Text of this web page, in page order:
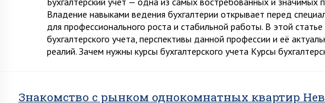
Владение навыками ведения бухгалтерии открывает перед
для профессионального роста и стабильной работы. В этой
бухгалтерского учета, перспективы данной профессии и её
реалий. Зачем нужны курсы бухгалтерского учета Курсы
Знакомство с рынком однокомнатных квартир